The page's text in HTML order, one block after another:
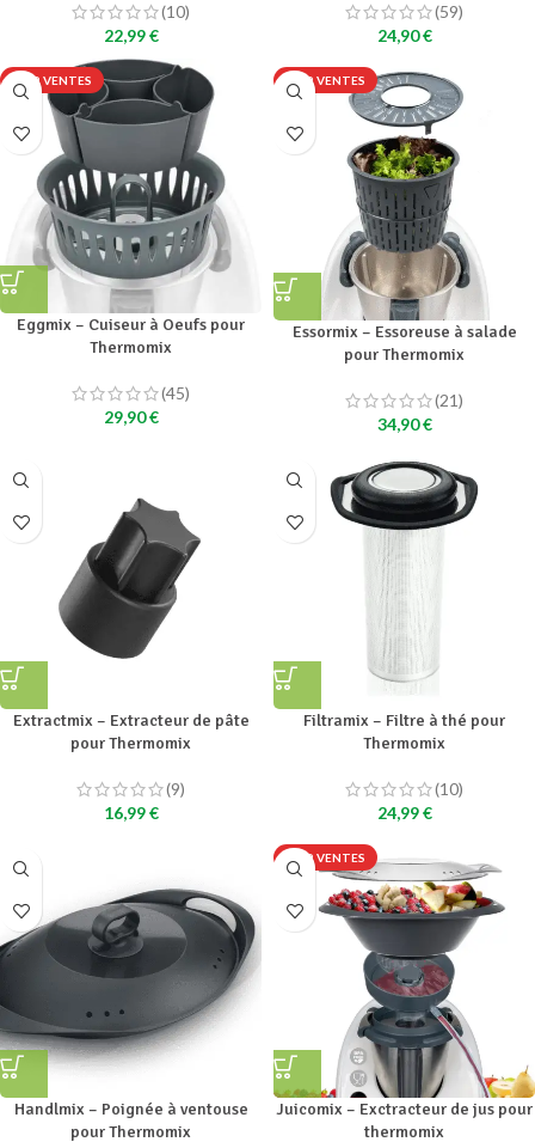
(10)
22,99€
(59)
24,90€
TOP VENTES
Eggmix – Cuiseur à Oeufs pour
Thermomix
(45)
29,90€
TOP VENTES
Essormix – Essoreuse à salade
pour Thermomix
(21)
34,90€
Extractmix – Extracteur de pâte
pour Thermomix
(9)
16,99€
Filtramix – Filtre à thé pour
Thermomix
(10)
24,99€
Handlmix – Poignée à ventouse
pour Thermomix
TOP VENTES
Juicomix – Exctracteur de jus pour
thermomix